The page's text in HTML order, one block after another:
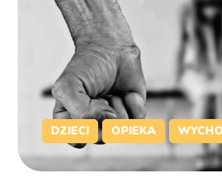
DZIECI OPIEKA